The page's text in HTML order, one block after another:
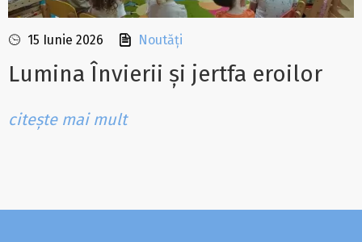
15 Iunie 2026 Noutăți
Lumina Învierii și jertfa eroilor
citește mai mult